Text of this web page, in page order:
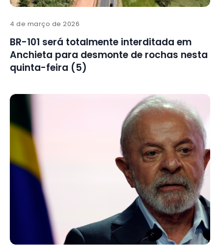
4 de março de 2026
BR-101 será totalmente interditada em
Anchieta para desmonte de rochas nesta
quinta-feira (5)